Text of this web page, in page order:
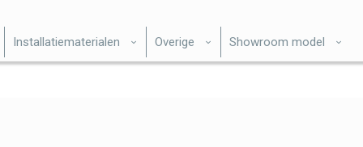
Installatiematerialen Overige Showroom model